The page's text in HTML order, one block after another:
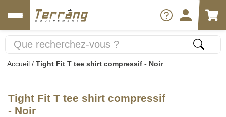
Accueil / Tight Fit T tee shirt compressif - Noir
Tight Fit T tee shirt compressif
- Noir